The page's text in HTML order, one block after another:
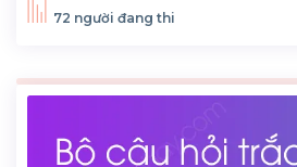
72 người đang thi